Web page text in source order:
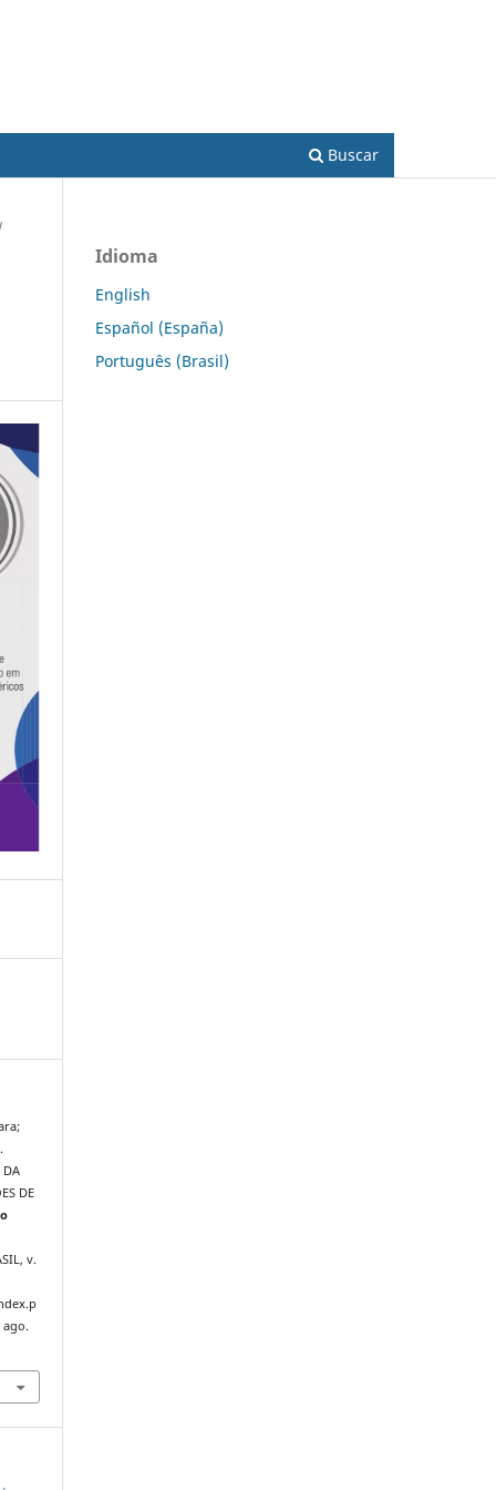
Buscar
DA
DE
v.
Idioma
English
Español (España)
Português (Brasil)